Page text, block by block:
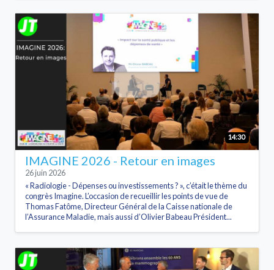
14:30
IMAGINE 2026 - Retour en images
26 juin 2026
« Radiologie - Dépenses ou investissements ? », c’était le thème du
congrès Imagine. L’occasion de recueillir les points de vue de
Thomas Fatôme, Directeur Général de la Caisse nationale de
l’Assurance Maladie, mais aussi d’Olivier Babeau Président...